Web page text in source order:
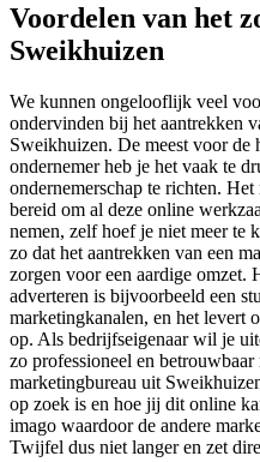
Voordelen van het
Sweikhuizen
We kunnen ongelooflijk veel
ondervinden bij het aantrekken
Sweikhuizen. De meest voor de
ondernemer heb je het vaak te
ondernemerschap te richten.
bereid om al deze online
nemen, zelf hoef je niet meer te
zo dat het aantrekken van een
zorgen voor een aardige
adverteren is bijvoorbeeld een
marketingkanalen, en het levert
op. Als bedrijfseigenaar wil je
zo professioneel en
marketingbureau uit
op zoek is en hoe jij dit online
imago waardoor de andere
Twijfel dus niet langer en zet